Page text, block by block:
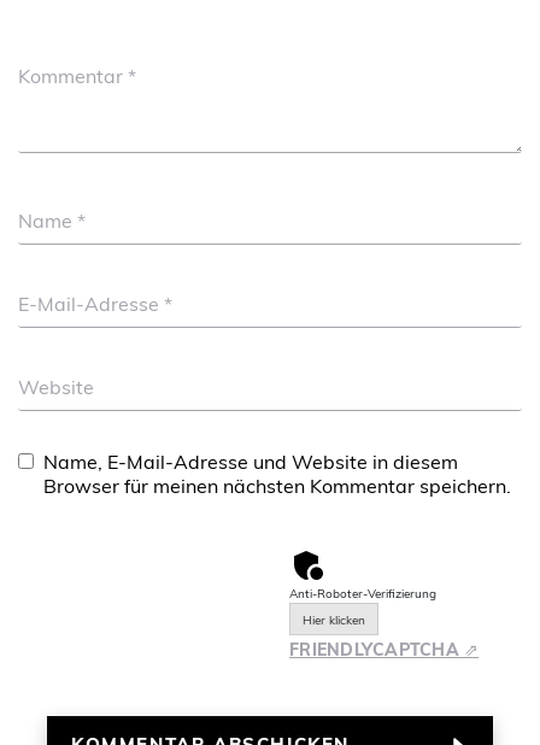
Kommentar *
Name *
E-Mail-Adresse *
Website
Name, E-Mail-Adresse und Website in diesem
Browser für meinen nächsten Kommentar speichern.
Anti-Roboter-Verifizierung
Hier klicken
FRIENDLYCAPTCHA ⇗